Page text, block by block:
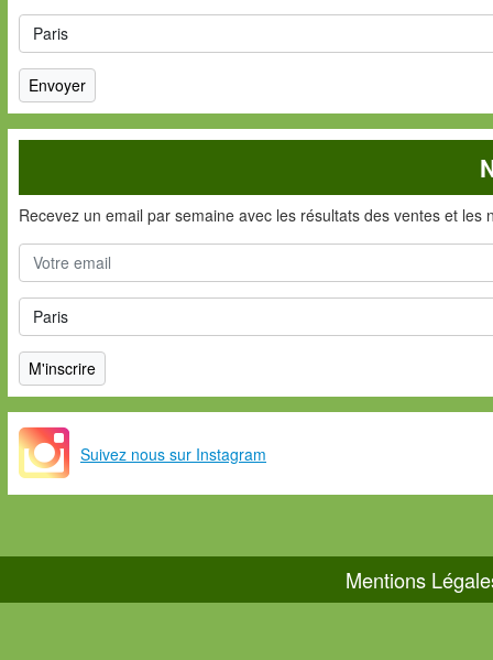
Recevez un email par semaine avec les résultats des ventes et
Suivez nous sur Instagram
Mentions